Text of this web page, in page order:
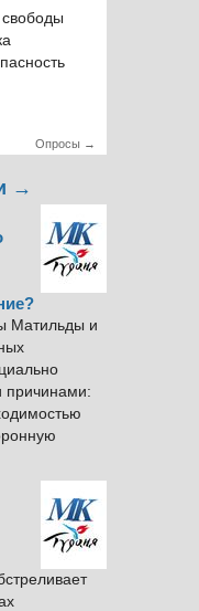
Опросы →
→
Матильды и
причинами: